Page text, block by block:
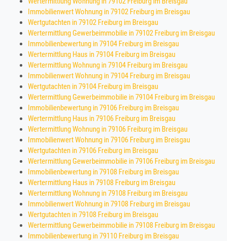
Immobilienwert Wohnung in 79102 Freiburg im Breisgau
Wertgutachten in 79102 Freiburg im Breisgau
Wertermittlung Gewerbeimmobilie in 79102 Freiburg im Breisgau
Immobilienbewertung in 79104 Freiburg im Breisgau
Wertermittlung Haus in 79104 Freiburg im Breisgau
Wertermittlung Wohnung in 79104 Freiburg im Breisgau
Immobilienwert Wohnung in 79104 Freiburg im Breisgau
Wertgutachten in 79104 Freiburg im Breisgau
Wertermittlung Gewerbeimmobilie in 79104 Freiburg im Breisgau
Immobilienbewertung in 79106 Freiburg im Breisgau
Wertermittlung Haus in 79106 Freiburg im Breisgau
Wertermittlung Wohnung in 79106 Freiburg im Breisgau
Immobilienwert Wohnung in 79106 Freiburg im Breisgau
Wertgutachten in 79106 Freiburg im Breisgau
Wertermittlung Gewerbeimmobilie in 79106 Freiburg im Breisgau
Immobilienbewertung in 79108 Freiburg im Breisgau
Wertermittlung Haus in 79108 Freiburg im Breisgau
Wertermittlung Wohnung in 79108 Freiburg im Breisgau
Immobilienwert Wohnung in 79108 Freiburg im Breisgau
Wertgutachten in 79108 Freiburg im Breisgau
Wertermittlung Gewerbeimmobilie in 79108 Freiburg im Breisgau
Immobilienbewertung in 79110 Freiburg im Breisgau